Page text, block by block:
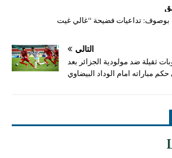
بوصوف: تداعيات فضيحة “غالي غيت
التالي
ثقيلة ضد مولودية الجزائر بعد
حكم مباراته امام الوداد البيضاوي